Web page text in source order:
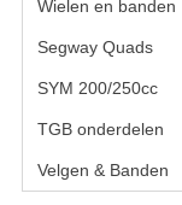
Wielen en banden
Segway Quads(6)
SYM 200/250cc
TGB onderdelen
Velgen & Banden